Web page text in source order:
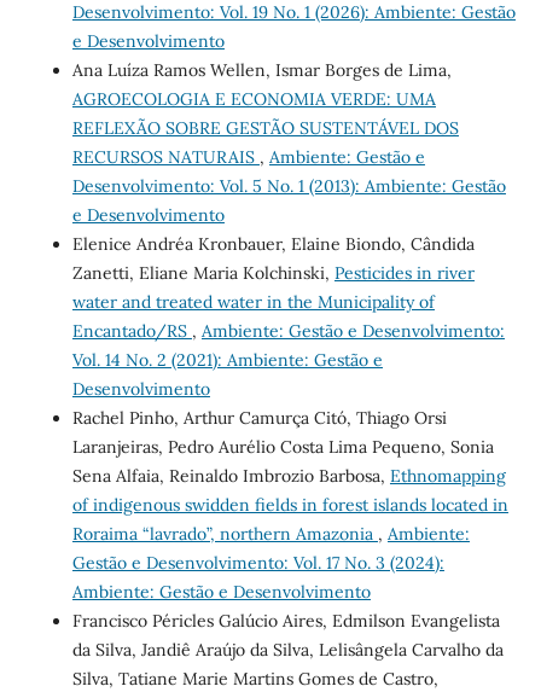
Desenvolvimento: Vol. 19 No. 1 (2026): Ambiente: Gestão
e Desenvolvimento
Ana Luíza Ramos Wellen, Ismar Borges de Lima,
AGROECOLOGIA E ECONOMIA VERDE: UMA
REFLEXÃO SOBRE GESTÃO SUSTENTÁVEL DOS
RECURSOS NATURAIS , Ambiente: Gestão e
Desenvolvimento: Vol. 5 No. 1 (2013): Ambiente: Gestão
e Desenvolvimento
Elenice Andréa Kronbauer, Elaine Biondo, Cândida
Zanetti, Eliane Maria Kolchinski, Pesticides in river
water and treated water in the Municipality of
Encantado/RS , Ambiente: Gestão e Desenvolvimento:
Vol. 14 No. 2 (2021): Ambiente: Gestão e
Desenvolvimento
Rachel Pinho, Arthur Camurça Citó, Thiago Orsi
Laranjeiras, Pedro Aurélio Costa Lima Pequeno, Sonia
Sena Alfaia, Reinaldo Imbrozio Barbosa, Ethnomapping
of indigenous swidden fields in forest islands located in
Roraima “lavrado”, northern Amazonia , Ambiente:
Gestão e Desenvolvimento: Vol. 17 No. 3 (2024):
Ambiente: Gestão e Desenvolvimento
Francisco Péricles Galúcio Aires, Edmilson Evangelista
da Silva, Jandiê Araújo da Silva, Lelisângela Carvalho da
Silva, Tatiane Marie Martins Gomes de Castro,